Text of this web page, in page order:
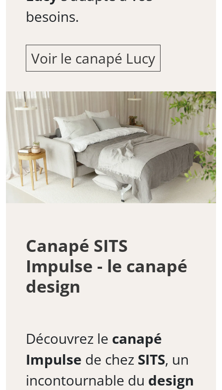
besoins.
Voir le canapé Lucy
Canapé SITS
Impulse - le canapé
design
Découvrez le canapé
Impulse de chez SITS, un
incontournable du design